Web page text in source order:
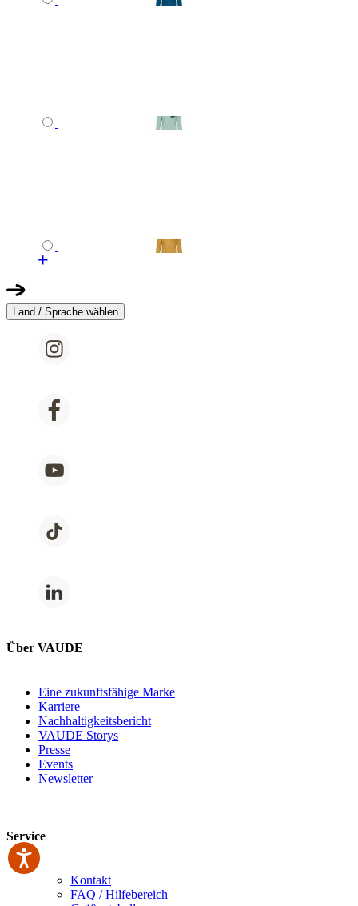
Land / Sprache wählen
Über VAUDE
Eine zukunftsfähige Marke
Karriere
Nachhaltigkeitsbericht
VAUDE Storys
Presse
Events
Newsletter
Service
Kontakt
FAQ / Hilfebereich